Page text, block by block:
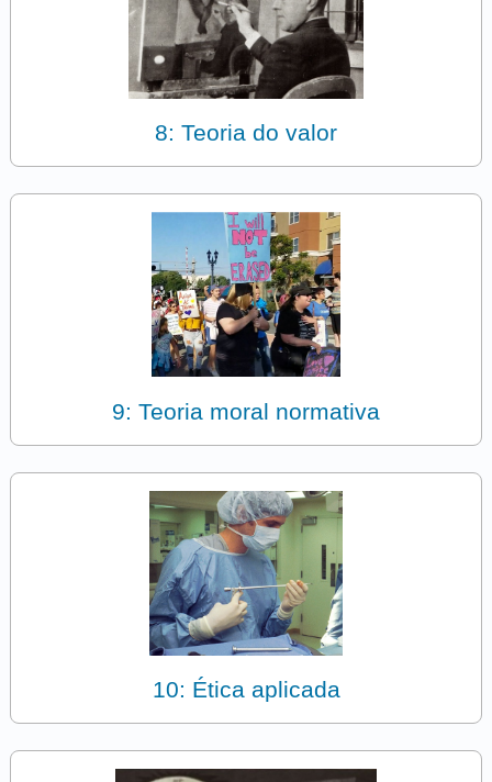
8: Teoria do valor
9: Teoria moral normativa
10: Ética aplicada